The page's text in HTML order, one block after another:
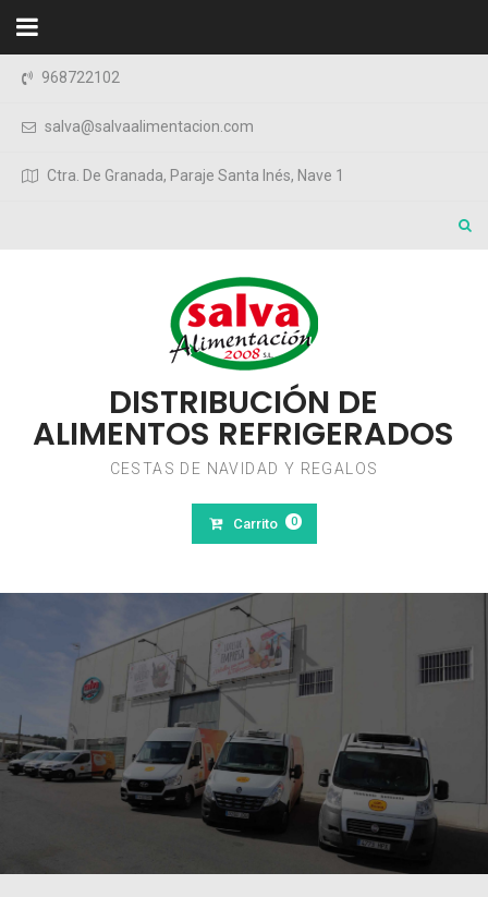
Saltar al contenido
968722102
salva@salvaalimentacion.com
Ctra. De Granada, Paraje Santa Inés, Nave 1
DISTRIBUCIÓN DE
ALIMENTOS REFRIGERADOS
CESTAS DE NAVIDAD Y REGALOS
Carrito 0